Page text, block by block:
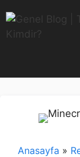
atla
Anasayfa »